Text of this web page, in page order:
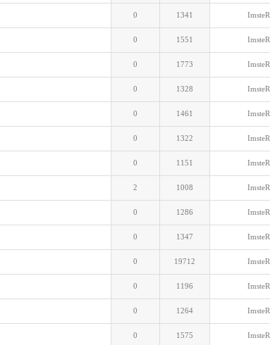
0 1341 ImsteR
0 1551 ImsteR
0 1773 ImsteR
0 1328 ImsteR
0 1461 ImsteR
0 1322 ImsteR
0 1151 ImsteR
2 1008 ImsteR
0 1286 ImsteR
0 1347 ImsteR
0 19712 ImsteR
0 1196 ImsteR
0 1264 ImsteR
0 1575 ImsteR